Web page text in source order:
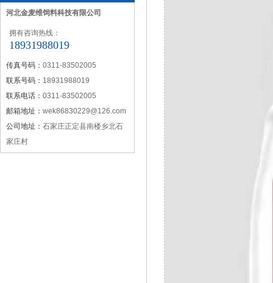
河北金麦维饲料科技有限公司
拥有咨询热线：
18931988019
传真号码： 0311-83502005
联系号码： 18931988019
联系电话： 0311-83502005
邮箱地址： wek86830229@126.com
公司地址： 石家庄正定县南楼乡北石
家庄村